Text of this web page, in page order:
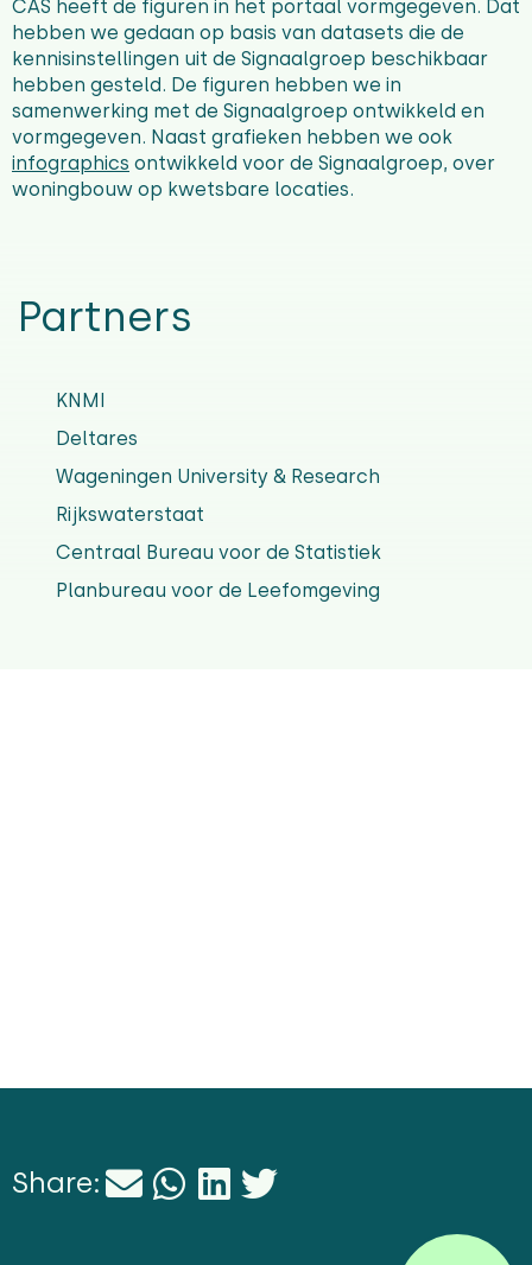
CAS heeft de figuren in het portaal vormgegeven. Dat
hebben we gedaan op basis van datasets die de
kennisinstellingen uit de Signaalgroep beschikbaar
hebben gesteld. De figuren hebben we in
samenwerking met de Signaalgroep ontwikkeld en
vormgegeven. Naast grafieken hebben we ook
infographics ontwikkeld voor de Signaalgroep, over
woningbouw op kwetsbare locaties.
Partners
KNMI
Deltares
Wageningen University & Research
Rijkswaterstaat
Centraal Bureau voor de Statistiek
Planbureau voor de Leefomgeving
Share: